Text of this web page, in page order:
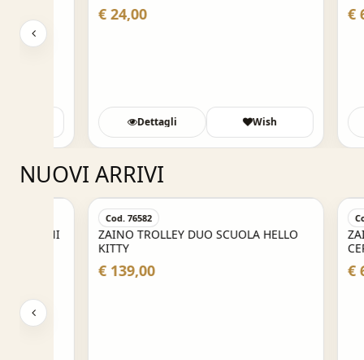
€ 24,00
Dettagli Wish
€ 6,00
NUOVI ARRIVI
Cod. 76582
ZAINO TROLLEY DUO SCUOLA HELLO
€ 139,00
Cod.
ZAINO
€ 62,00